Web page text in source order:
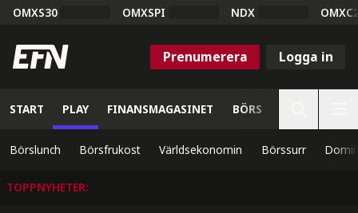
OMXS30 OMXSPI NDX
Prenumerera Logga in
START PLAY FINANSMAGASINET BÖRS
Börslunch Börsfrukost Världsekonomin Börssurr
TOPPNYHETER: